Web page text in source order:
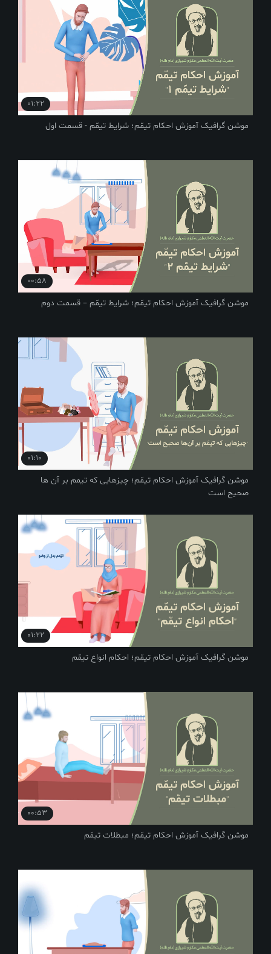
01:22
موشن گرافیک آموزش احکام تیمّم؛ شرایط تیمّم - قسمت اول
00:58
موشن گرافیک آموزش احکام تیمّم؛ شرایط تیمّم – قسمت دوم
01:10
موشن گرافیک آموزش احکام تیمّم؛ چیزهایی که تیمم بر آن ها
صحیح است
01:22
موشن گرافیک آموزش احکام تیمّم؛ احکام انواع تیمّم
00:53
موشن گرافیک آموزش احکام تیمّم؛ مبطلات تیمّم